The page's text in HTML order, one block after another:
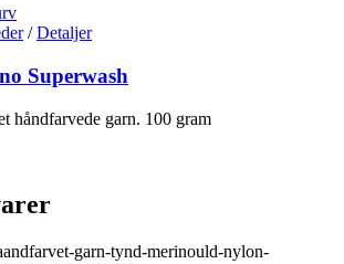
/ Detaljer
Superwash
håndfarvede garn. 100 gram